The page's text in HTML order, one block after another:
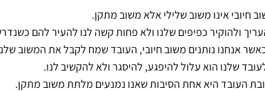
חיובי אינו משוב שלילי אלא משוב מתקן.
ולהוקיר כפיפים שלנו ולא פחות קשה לנו להעיר להם
אנחנו נותנים משוב חיובי, העובד שמח לקבל את המשוב
שלנו הוא עלול להיפגע, להיסגר ולא להקשיב לנו.
העובד היא אחת הסיבות שאנו נמנעים מלתת משוב מתקן.